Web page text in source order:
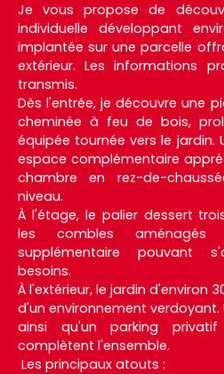
Je vous propose de
individuelle développant
implantée sur une parcelle
extérieur. Les informations
transmis.
Dès l'entrée, je découvre une
cheminée à feu de bois,
équipée tournée vers le jardin.
espace complémentaire
chambre en rez-de-
niveau.
À l'étage, le palier dessert
les combles
supplémentaire pouvant
besoins.
À l'extérieur, le jardin d'environ
d'un environnement verdoyant.
ainsi qu'un parking
complètent l'ensemble.
Les principaux atouts :